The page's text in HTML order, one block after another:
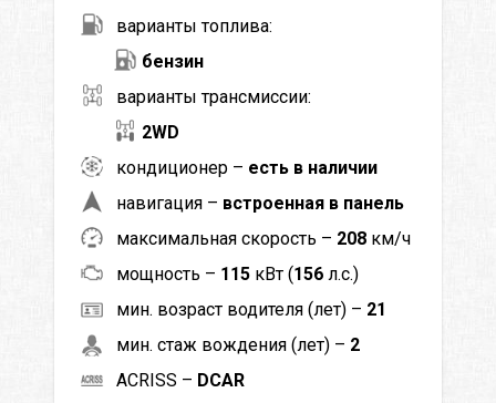
варианты топлива:
бензин
варианты трансмиссии:
2WD
кондиционер – есть в наличии
навигация – встроенная в панель
максимальная скорость – 208 км/ч
мощность – 115 кВт (156 л.с.)
мин. возраст водителя (лет) – 21
мин. стаж вождения (лет) – 2
ACRISS – DCAR